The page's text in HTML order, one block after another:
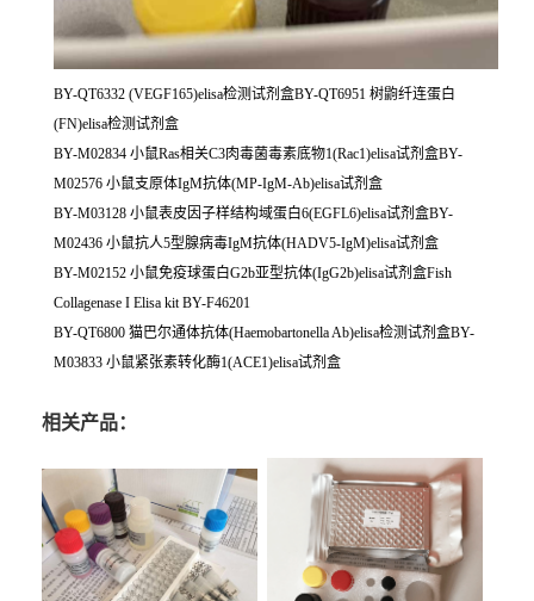
BY-QT6332 (VEGF165)elisa检测试剂盒BY-QT6951 树鼩纤连蛋白
(FN)elisa检测试剂盒
BY-M02834 小鼠Ras相关C3肉毒菌毒素底物1(Rac1)elisa试剂盒BY-
M02576 小鼠支原体IgM抗体(MP-IgM-Ab)elisa试剂盒
BY-M03128 小鼠表皮因子样结构域蛋白6(EGFL6)elisa试剂盒BY-
M02436 小鼠抗人5型腺病毒IgM抗体(HADV5-IgM)elisa试剂盒
BY-M02152 小鼠免疫球蛋白G2b亚型抗体(IgG2b)elisa试剂盒Fish
Collagenase I Elisa kit BY-F46201
BY-QT6800 猫巴尔通体抗体(Haemobartonella Ab)elisa检测试剂盒BY-
M03833 小鼠紧张素转化酶1(ACE1)elisa试剂盒
相关产品：